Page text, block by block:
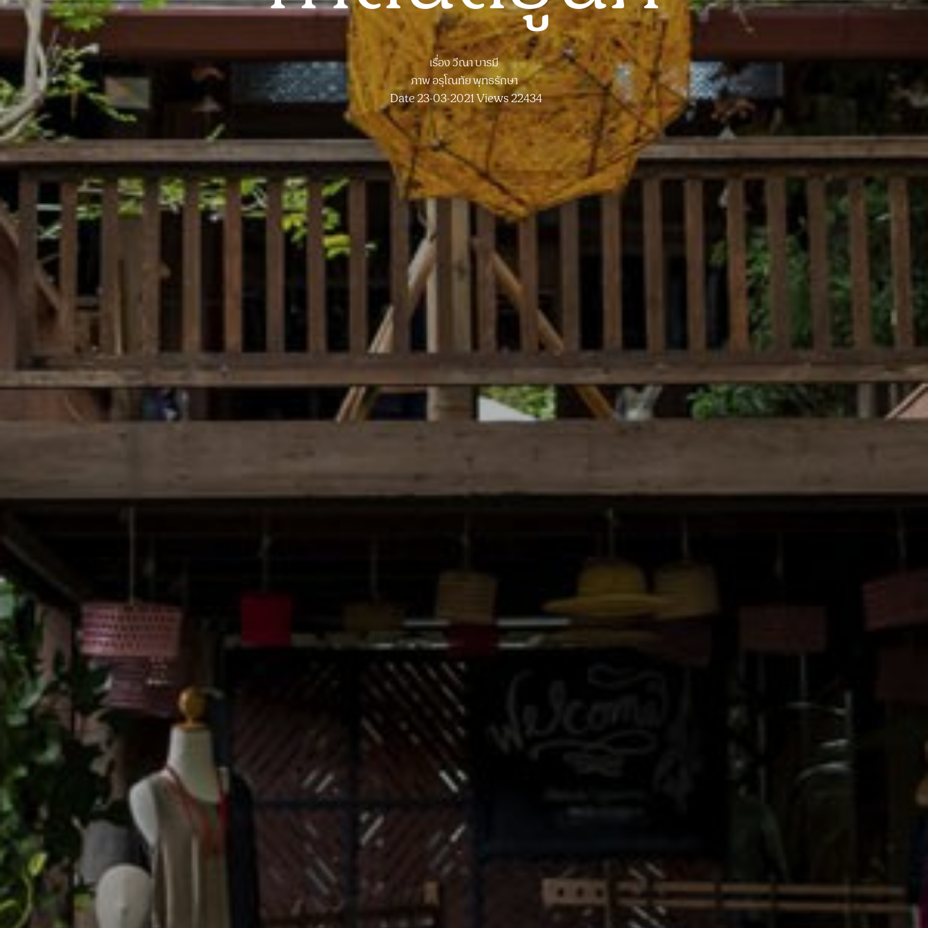
เรื่องวีณา บารมี
ภาพอรุโณทัย พุทธรักษา
Date 23-03-2021Views 22434